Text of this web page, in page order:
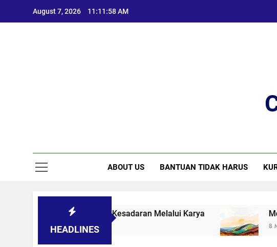
August 7, 2026 11:11:59 AM
ABOUT US BANTUAN TIDAK HARUS
HEADLINES
Sosial: Menggugah Kesadaran Melalui Karya
8 Months